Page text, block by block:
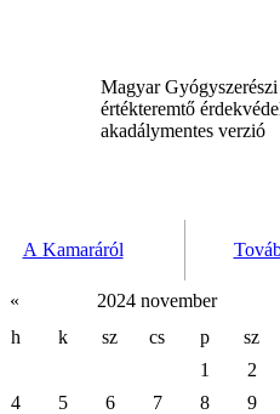
Magyar
értékteremtő
akadálymentes verzió
A Kamaráról
«
2024 november
h
k sz cs p
sz
1
2
4
5 6 7 8
9